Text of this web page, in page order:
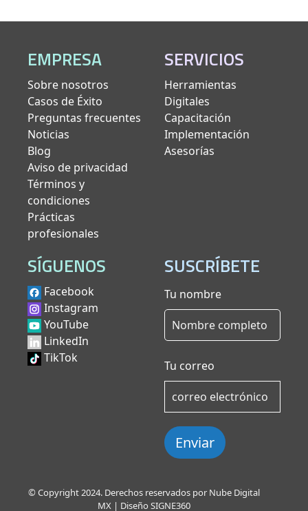
EMPRESA
Sobre nosotros
Casos de Éxito
Preguntas frecuentes
Noticias
Blog
Aviso de privacidad
Términos y
condiciones
Prácticas
profesionales
SERVICIOS
Herramientas
Digitales
Capacitación
Implementación
Asesorías
SÍGUENOS
Facebook
Instagram
YouTube
LinkedIn
TikTok
SUSCRÍBETE
Tu nombre
Tu correo
Enviar
© Copyright 2024. Derechos reservados por Nube Digital
MX | Diseño SIGNE360